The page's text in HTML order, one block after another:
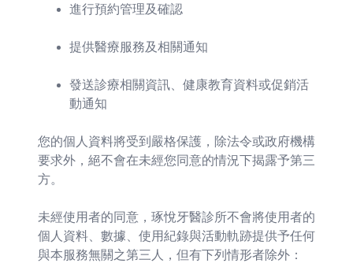
進行預約管理及確認
提供醫療服務及相關通知
發送診療相關資訊、健康教育資料或促銷活
動通知
您的個人資料將受到嚴格保護，除法令或政府機構
要求外，絕不會在未經您同意的情況下揭露予第三
方。
未經使用者的同意，琢悅牙醫診所不會將使用者的
個人資料、數據、使用紀錄與活動軌跡提供予任何
與本服務無關之第三人，但有下列情形者除外：